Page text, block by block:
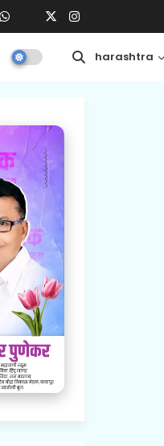
Central Maharashtra